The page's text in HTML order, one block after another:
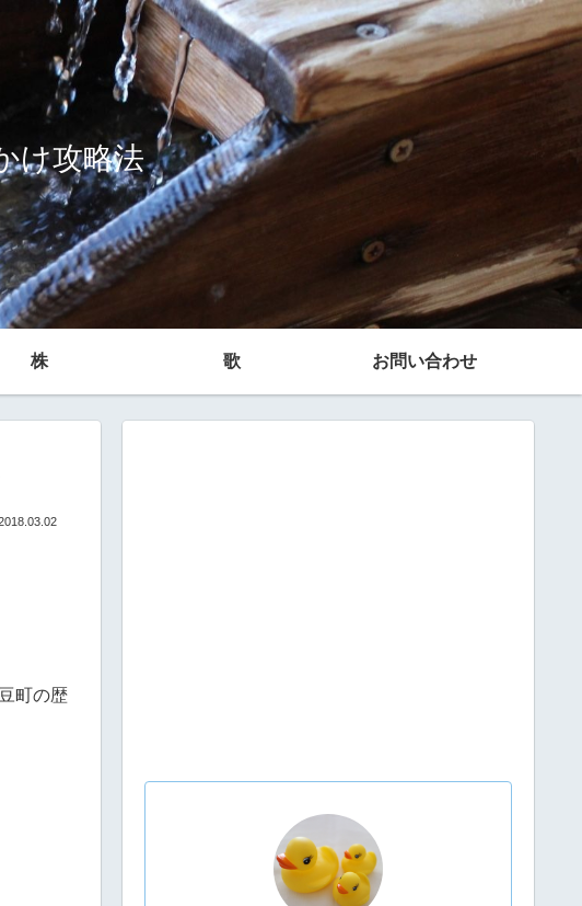
け攻略法
株 歌 お問い合わせ
町の歴